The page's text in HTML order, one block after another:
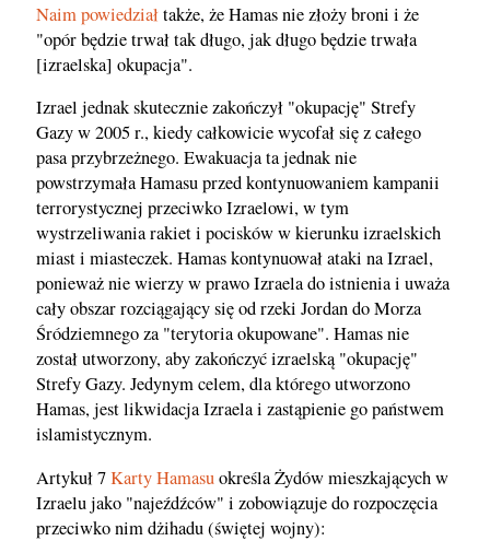
Naim powiedziałtakże, że Hamas nie złoży broni i że
"opór będzie trwał tak długo, jak długo będzie trwała
[izraelska] okupacja".
Izrael jednak skutecznie zakończył "okupację" Strefy
Gazy w 2005 r., kiedy całkowicie wycofał się z całego
pasa przybrzeżnego. Ewakuacja ta jednak nie
powstrzymała Hamasu przed kontynuowaniem kampanii
terrorystycznej przeciwko Izraelowi, w tym
wystrzeliwania rakiet i pocisków w kierunku izraelskich
miast i miasteczek. Hamas kontynuował ataki na Izrael,
ponieważ nie wierzy w prawo Izraela do istnienia i uważa
cały obszar rozciągający się od rzeki Jordan do Morza
Śródziemnego za "terytoria okupowane". Hamas nie
został utworzony, aby zakończyć izraelską "okupację"
Strefy Gazy. Jedynym celem, dla którego utworzono
Hamas, jest likwidacja Izraela i zastąpienie go państwem
islamistycznym.
Artykuł 7Karty Hamasuokreśla Żydów mieszkających w
Izraelu jako "najeźdźców" i zobowiązuje do rozpoczęcia
przeciwko nim dżihadu (świętej wojny):